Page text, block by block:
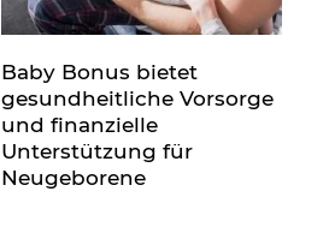
Baby Bonus bietet
gesundheitliche Vorsorge
und finanzielle
Unterstützung für
Neugeborene